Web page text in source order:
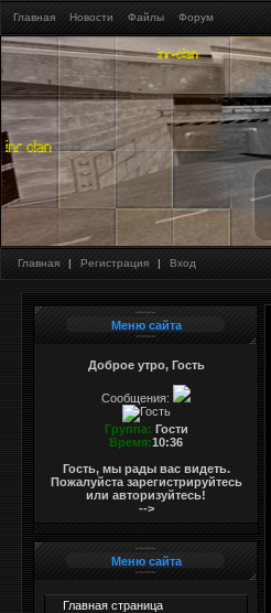
Главная Новости Файлы Форум
Главная | Регистрация | Вход
Меню сайта
Доброе утро, Гость
Сообщения:
Группа: Гости
Время:10:36
Гость, мы рады вас видеть.
Пожалуйста зарегистрируйтесь
или авторизуйтесь!
-->
Меню сайта
Главная страница